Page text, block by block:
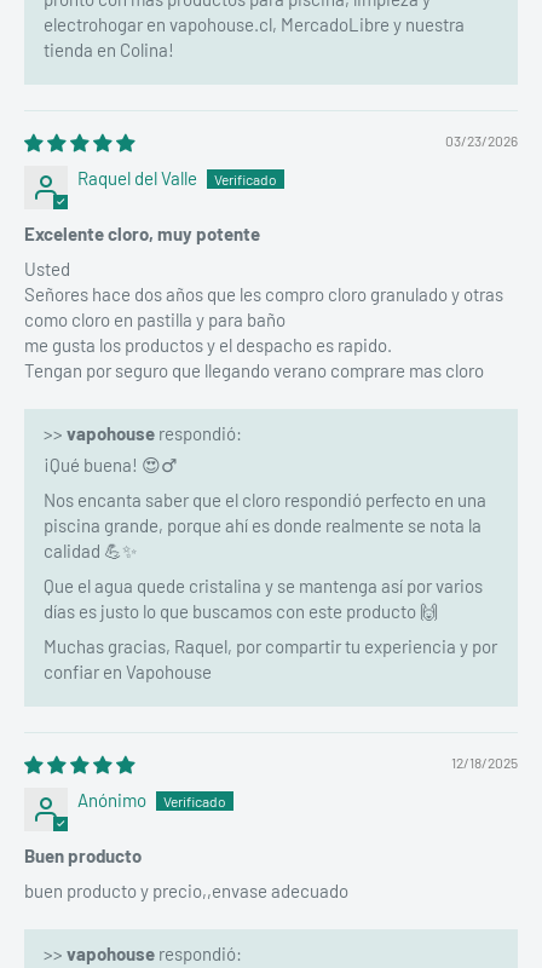
electrohogar en vapohouse.cl, MercadoLibre y nuestra
tienda en Colina!
03/23/2026
Raquel del Valle
Excelente cloro, muy potente
​Usted​
Señores hace dos años que les compro cloro granulado y otras
como cloro en pastilla y para baño
me gusta los productos y el despacho es rapido.
Tengan por seguro que llegando verano comprare mas cloro
>> vapohouse respondió:
¡Qué buena! 😍‍♂️
Nos encanta saber que el cloro respondió perfecto en una
piscina grande, porque ahí es donde realmente se nota la
calidad 💪✨
Que el agua quede cristalina y se mantenga así por varios
días es justo lo que buscamos con este producto 🙌
Muchas gracias, Raquel, por compartir tu experiencia y por
confiar en Vapohouse
12/18/2025
Anónimo
Buen producto
buen producto y precio,,envase adecuado
>> vapohouse respondió: